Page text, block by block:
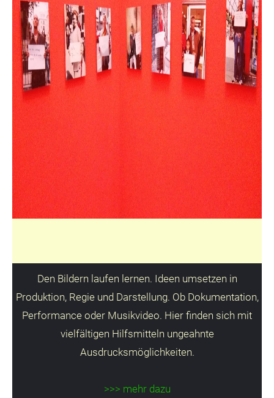
Den Bildern laufen lernen. Ideen umsetzen in
Produktion, Regie und Darstellung. Ob Dokumentation,
Performance oder Musikvideo. Hier finden sich mit
vielfältigen Hilfsmitteln ungeahnte
Ausdrucksmöglichkeiten.
>>> mehr dazu